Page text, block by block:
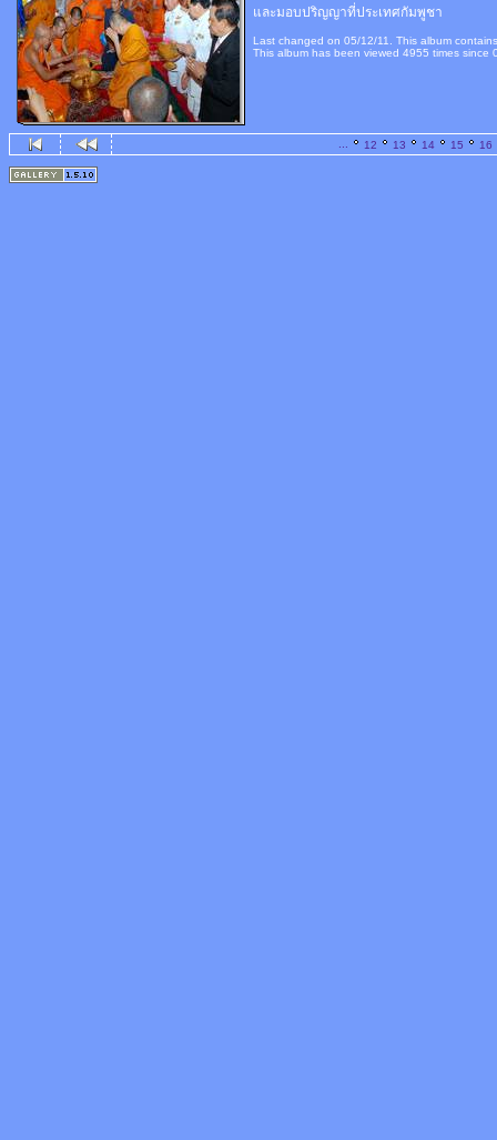
และมอบปริญญาที่ประเทศกัมพูชา
Last changed on 05/12/11. This album
This album has been viewed 4955 times since
12 13 14 15 16